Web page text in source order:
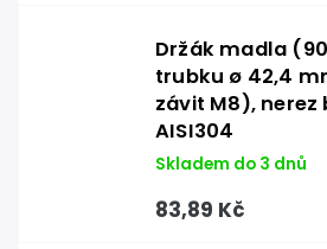
Držák madla
trubku ø 42,4
závit M8), nerez
AISI304
Skladem do 3 dnů
83,89 Kč